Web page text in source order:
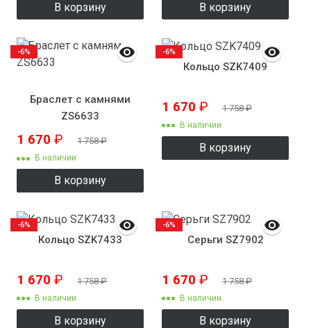
В корзину В корзину
Браслет с камнями
ZS6633
1 670 ₽ 1 758₽
В наличии
В корзину
-6%
Кольцо SZK7409
1 670 ₽ 1 758₽
В наличии
В корзину
-6%
Кольцо SZK7433
1 670 ₽ 1 758₽
В наличии
В корзину
-6%
Серьги SZ7902
1 670 ₽ 1 758₽
В наличии
В корзину
-6%